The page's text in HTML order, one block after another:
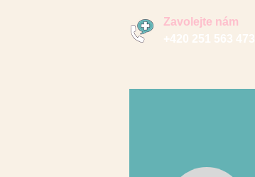
Zavolejte nám
+420 251 563 473